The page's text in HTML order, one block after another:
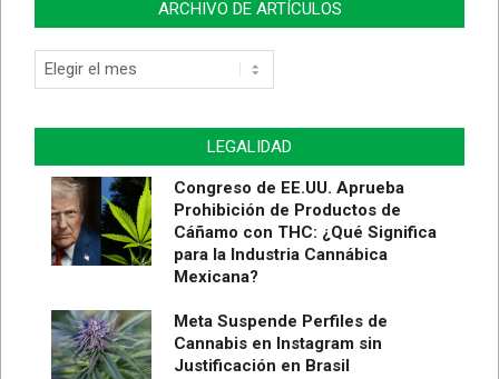
ARCHIVO DE ARTÍCULOS
LEGALIDAD
Congreso de EE.UU. Aprueba
Prohibición de Productos de
Cáñamo con THC: ¿Qué Significa
para la Industria Cannábica
Mexicana?
Meta Suspende Perfiles de
Cannabis en Instagram sin
Justificación en Brasil